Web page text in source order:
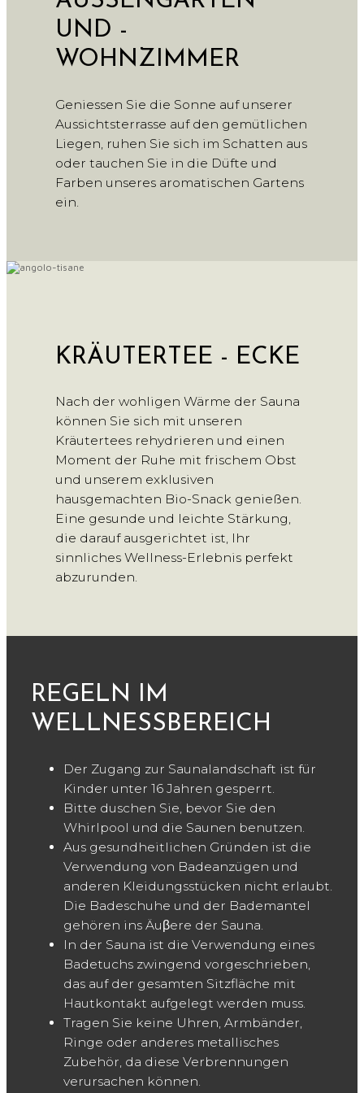
UND -
WOHNZIMMER
Geniessen Sie die Sonne auf unserer
Aussichtsterrasse auf den gemütlichen
Liegen, ruhen Sie sich im Schatten aus
oder tauchen Sie in die Düfte und
Farben unseres aromatischen Gartens
ein.
KRÄUTERTEE - ECKE
Nach der wohligen Wärme der Sauna
können Sie sich mit unseren
Kräutertees rehydrieren und einen
Moment der Ruhe mit frischem Obst
und unserem exklusiven
hausgemachten Bio-Snack genießen.
Eine gesunde und leichte Stärkung,
die darauf ausgerichtet ist, Ihr
sinnliches Wellness-Erlebnis perfekt
abzurunden.
REGELN IM
WELLNESSBEREICH
Der Zugang zur Saunalandschaft ist für
Kinder unter 16 Jahren gesperrt.
Bitte duschen Sie, bevor Sie den
Whirlpool und die Saunen benutzen.
Aus gesundheitlichen Gründen ist die
Verwendung von Badeanzügen und
anderen Kleidungsstücken nicht erlaubt.
Die Badeschuhe und der Bademantel
gehören ins Äuβere der Sauna.
In der Sauna ist die Verwendung eines
Badetuchs zwingend vorgeschrieben,
das auf der gesamten Sitzfläche mit
Hautkontakt aufgelegt werden muss.
Tragen Sie keine Uhren, Armbänder,
Ringe oder anderes metallisches
Zubehör, da diese Verbrennungen
verursachen können.